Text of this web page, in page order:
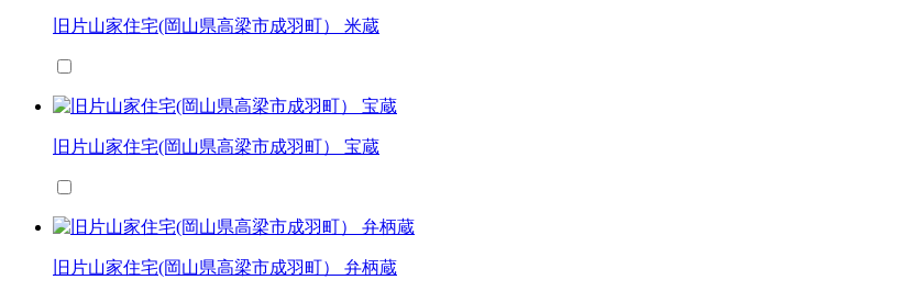
旧片山家住宅(岡山県高梁市成羽町） 米蔵
旧片山家住宅(岡山県高梁市成羽町） 宝蔵
旧片山家住宅(岡山県高梁市成羽町） 弁柄蔵